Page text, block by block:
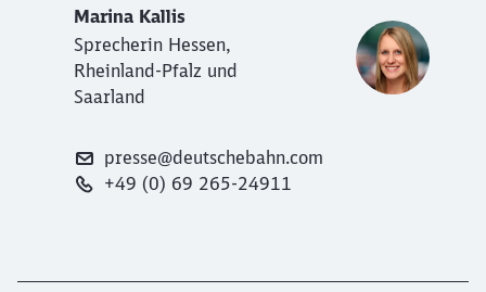
Marina Kallis
Sprecherin Hessen,
Rheinland-Pfalz und
Saarland
presse@deutschebahn.com
+49 (0) 69 265-24911